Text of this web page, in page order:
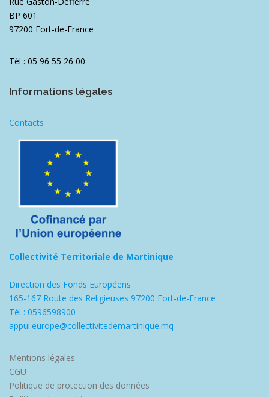
BP 601
97200 Fort-de-France
Tél : 05 96 55 26 00
Informations légales
Contacts
Collectivité Territoriale de Martinique
Direction des Fonds Européens
165-167 Route des Religieuses 97200 Fort-de-France
Tél : 0596598900
appui.europe@collectivitedemartinique.mq
Mentions légales
CGU
Politique de protection des données